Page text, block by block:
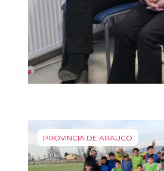
PROVINCIA DE ARAUCO